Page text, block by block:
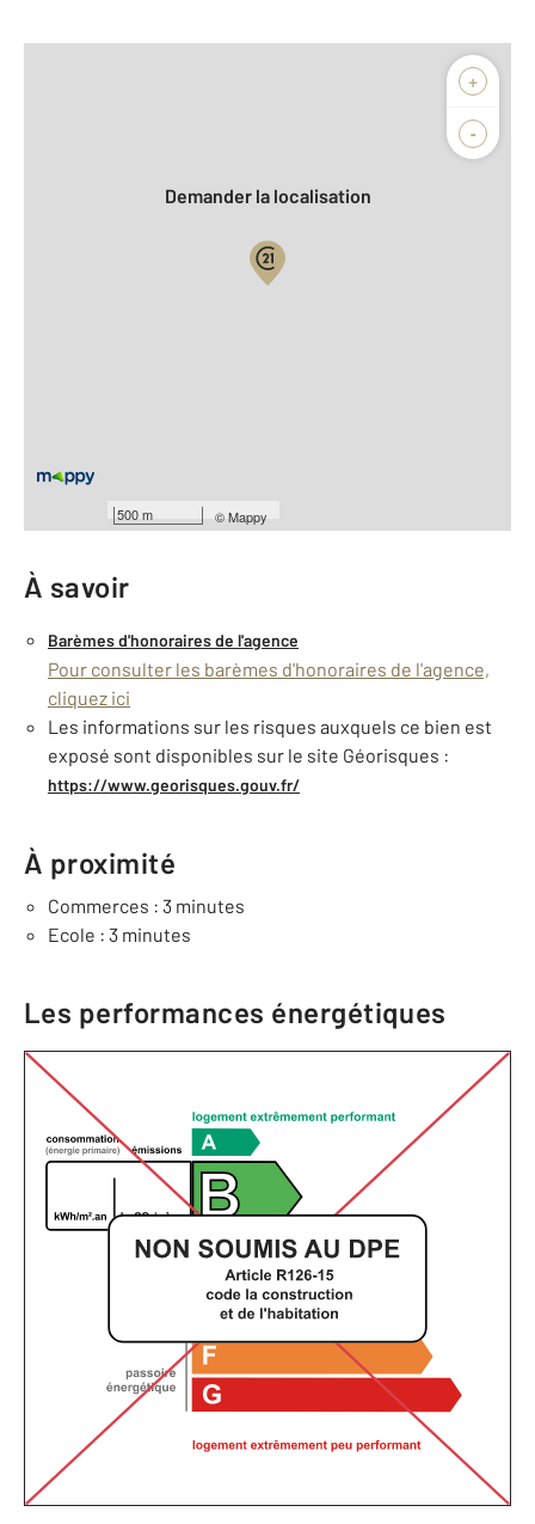
+
-
500 m ©Mappy
Biens vendus
Demander la localisation
Général
bornage
À savoir
Barèmes d'honoraires de l'agence
Pour consulter les barèmes d'honoraires de l'agence,
cliquez ici
Les informations sur les risques auxquels ce bien est
exposé sont disponibles sur le site Géorisques :
https://www.georisques.gouv.fr/
À proximité
Commerces : 3 minutes
Ecole : 3 minutes
Les performances énergétiques